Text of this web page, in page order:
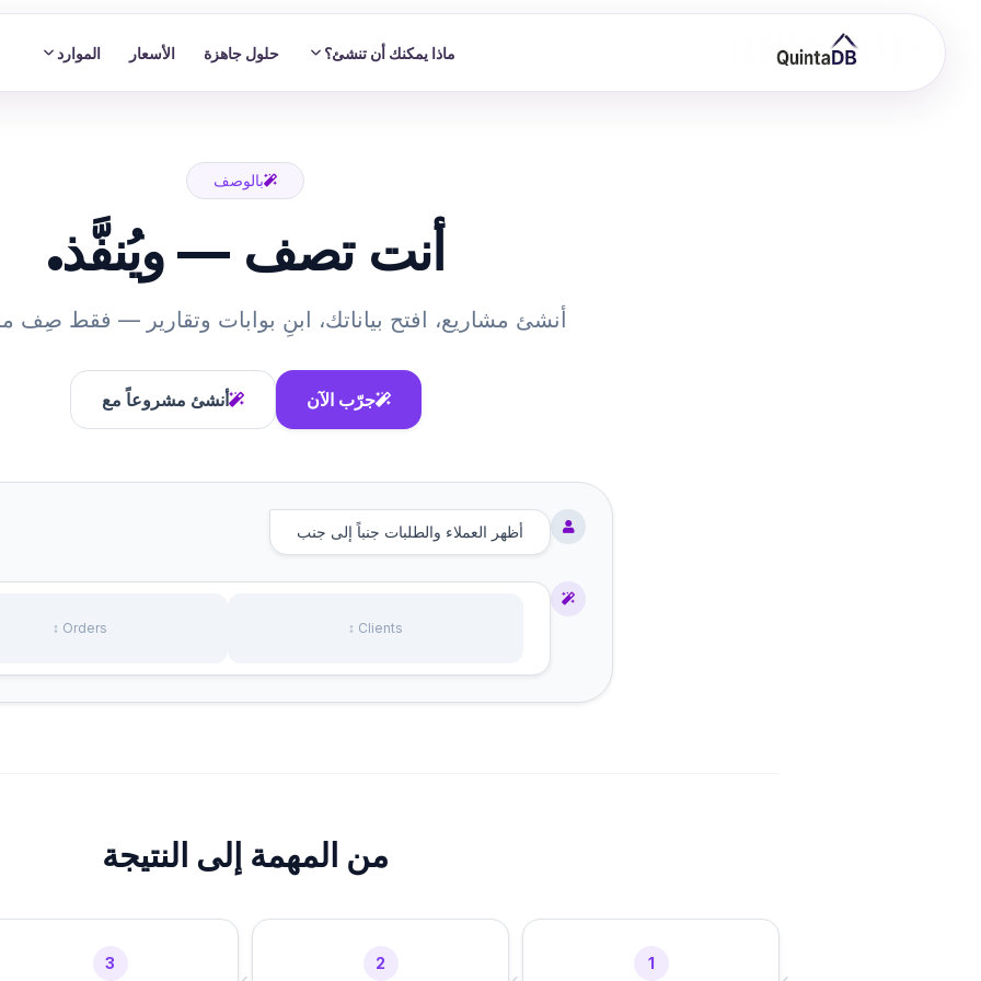
ماذا يمكنك أن تنشئ؟ حلول جاهزة الأسعار الموارد
بالوصف
أنت تصف — ويُنفَّذ.
أنشئ مشاريع، افتح بياناتك، ابنِ بوابات وتقارير — فقط صِف
جرّب الآن أنشئ مشروعاً مع
أظهر العملاء والطلبات جنباً إلى جنب
Clients ↕
Orders ↕
من المهمة إلى النتيجة
1
2
3